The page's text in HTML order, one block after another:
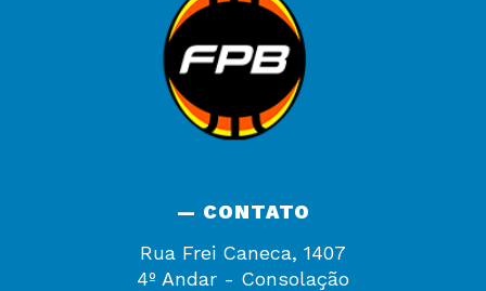
— CONTATO
Rua Frei Caneca, 1407
4º Andar - Consolação